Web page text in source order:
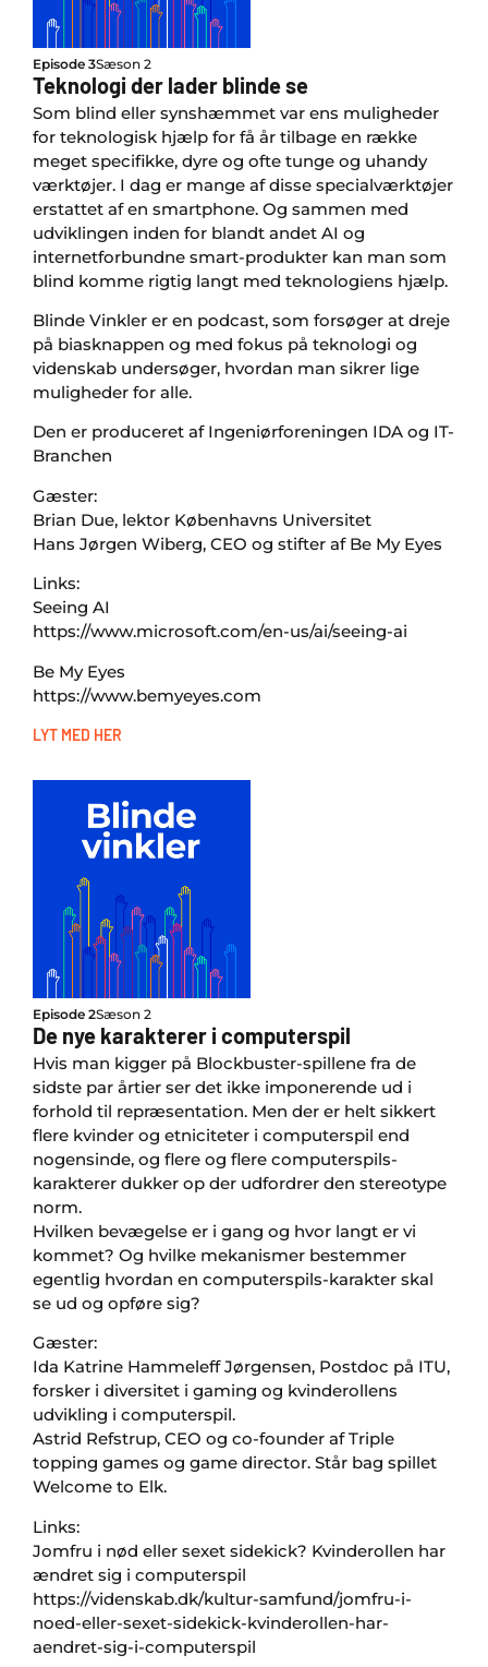
Episode 3Sæson 2
Teknologi der lader blinde se
Som blind eller synshæmmet var ens muligheder
for teknologisk hjælp for få år tilbage en række
meget specifikke, dyre og ofte tunge og uhandy
værktøjer. I dag er mange af disse specialværktøjer
erstattet af en smartphone. Og sammen med
udviklingen inden for blandt andet AI og
internetforbundne smart-produkter kan man som
blind komme rigtig langt med teknologiens hjælp.
Blinde Vinkler er en podcast, som forsøger at dreje
på biasknappen og med fokus på teknologi og
videnskab undersøger, hvordan man sikrer lige
muligheder for alle.
Den er produceret af Ingeniørforeningen IDA og IT-
Branchen
Gæster:
Brian Due, lektor Københavns Universitet
Hans Jørgen Wiberg, CEO og stifter af Be My Eyes
Links:
Seeing AI
https://www.microsoft.com/en-us/ai/seeing-ai
Be My Eyes
https://www.bemyeyes.com
LYT MED HER
Episode 2Sæson 2
De nye karakterer i computerspil
Hvis man kigger på Blockbuster-spillene fra de
sidste par årtier ser det ikke imponerende ud i
forhold til repræsentation. Men der er helt sikkert
flere kvinder og etniciteter i computerspil end
nogensinde, og flere og flere computerspils-
karakterer dukker op der udfordrer den stereotype
norm.
Hvilken bevægelse er i gang og hvor langt er vi
kommet? Og hvilke mekanismer bestemmer
egentlig hvordan en computerspils-karakter skal
se ud og opføre sig?
Gæster:
Ida Katrine Hammeleff Jørgensen, Postdoc på ITU,
forsker i diversitet i gaming og kvinderollens
udvikling i computerspil.
Astrid Refstrup, CEO og co-founder af Triple
topping games og game director. Står bag spillet
Welcome to Elk.
Links:
Jomfru i nød eller sexet sidekick? Kvinderollen har
ændret sig i computerspil
https://videnskab.dk/kultur-samfund/jomfru-i-
noed-eller-sexet-sidekick-kvinderollen-har-
aendret-sig-i-computerspil